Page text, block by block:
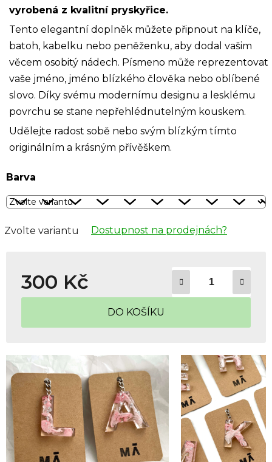
vyrobená z kvalitní pryskyřice.
Tento elegantní doplněk můžete připnout na klíče,
batoh, kabelku nebo peněženku, aby dodal vašim
věcem osobitý nádech. Písmeno může reprezentovat
vaše jméno, jméno blízkého člověka nebo oblíbené
slovo. Díky svému modernímu designu a lesklému
povrchu se stane nepřehlédnutelným kouskem.
Udělejte radost sobě nebo svým blízkým tímto
originálním a krásným přívěškem.
Barva
Zvolte variantu Dostupnost na prodejnách?
300 Kč
Měrná cena:
DO KOŠÍKU